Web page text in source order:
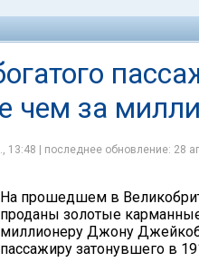
чем за
13:48 | последнее обновление: 28
На прошедшем в
проданы золотые
миллионеру Джону
пассажиру затонувшего в